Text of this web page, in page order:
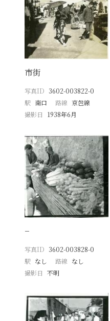
市街
写真ID 3602-003822-0
駅 南口 路線 京包線
撮影日
1938年6月
−
写真ID 3602-003828-0
駅 なし 路線 なし
撮影日
不明